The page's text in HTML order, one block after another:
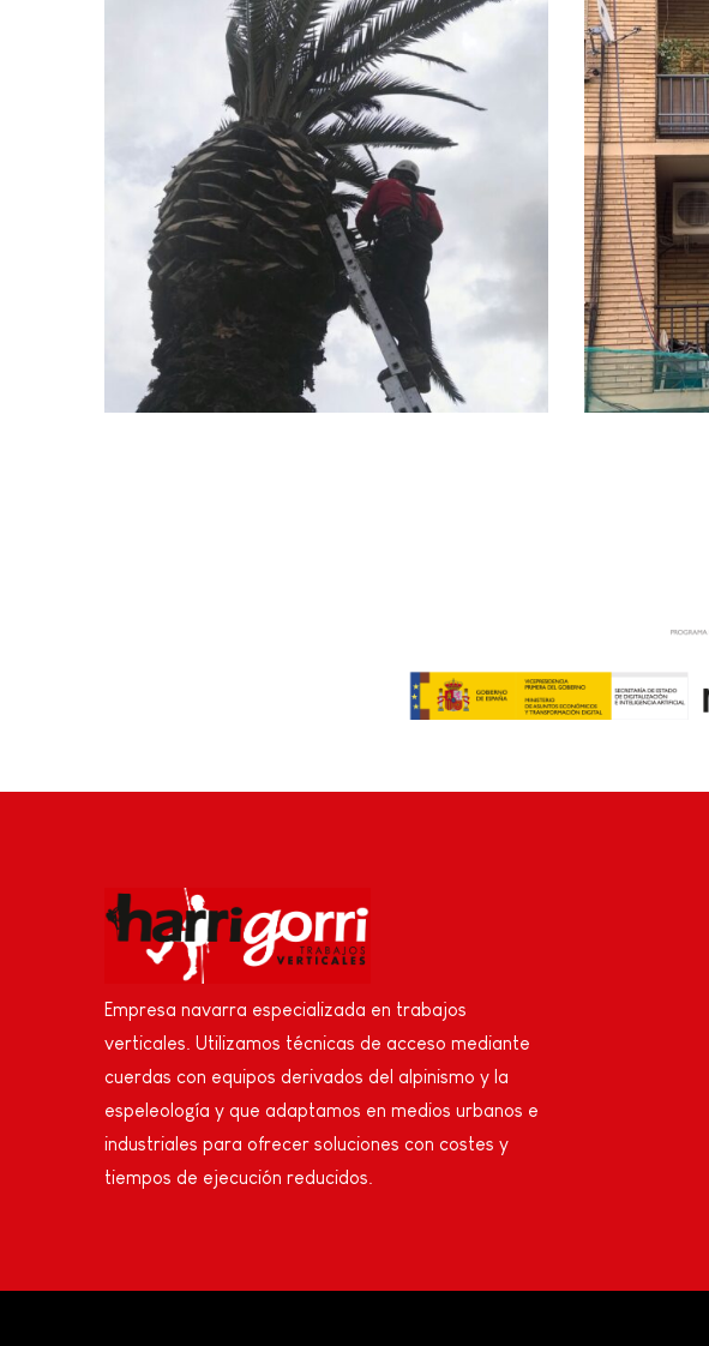
Empresa navarra especializada en trabajos
verticales. Utilizamos técnicas de acceso mediante
cuerdas con equipos derivados del alpinismo y la
espeleología y que adaptamos en medios urbanos e
industriales para ofrecer soluciones con costes y
tiempos de ejecución reducidos.